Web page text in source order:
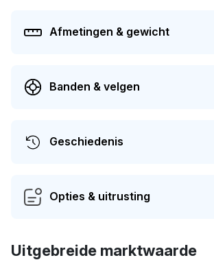
Afmetingen & gewicht
Banden & velgen
Geschiedenis
Opties & uitrusting
Uitgebreide marktwaarde